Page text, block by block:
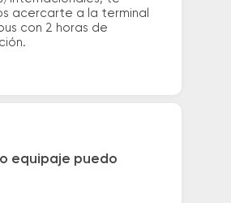
acercarte a la terminal
con 2 horas de
equipaje puedo